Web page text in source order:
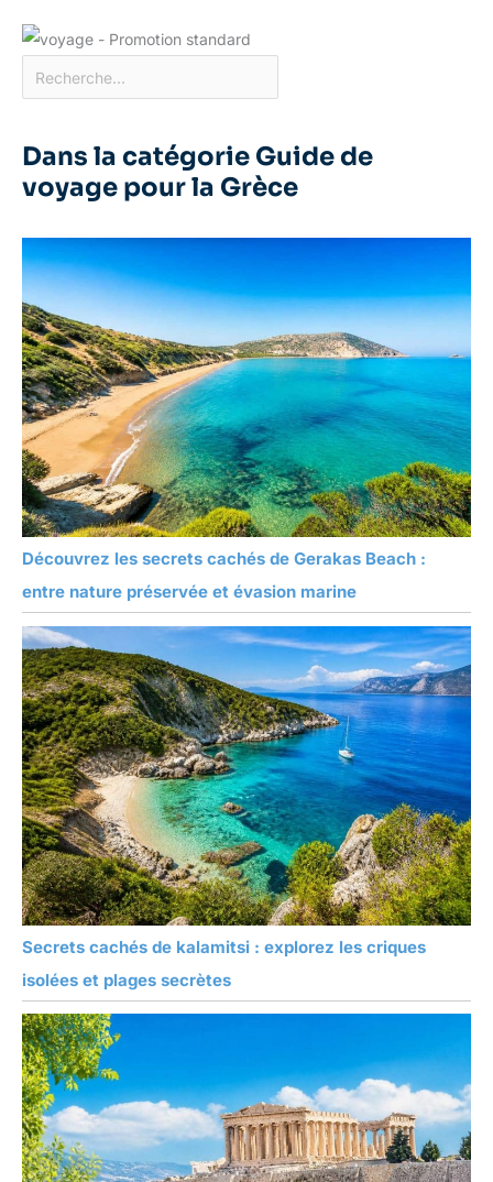
Dans la catégorie Guide de
voyage pour la Grèce
Découvrez les secrets cachés de Gerakas Beach :
entre nature préservée et évasion marine
Secrets cachés de kalamitsi : explorez les criques
isolées et plages secrètes